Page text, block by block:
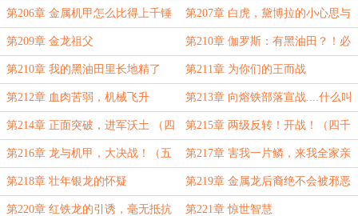
是将对手全部杀死
第206章 金属机甲怎么比得上千锤
百炼的血肉？
第207章 白虎，黛博拉的小心思与
新谜题
第209章 金龙祖父 第210章 伽罗斯：有黑油田？！必
须重拳出击！
第210章 我的黑油田里长地精了 第211章 为你们的王而战
第212章 血肉苦弱，机械飞升 第213章 向熔铁部落宣战....什么叫
他们已经打上门了？！
第214章 正面突破，进军沃土 （四
千大章）
第215章 两级反转！开战！（四千
大章）
第216章 龙与机甲，大决战！（五
千高潮大章，求月票）
第217章 害我一片鳞，来我全家亲
第218章 壮年银龙的怀疑 第219章 金属龙后裔绝不会被邪恶
蛊惑
第220章 红铁龙的引诱，毫无抵抗 第221章 惊世智慧